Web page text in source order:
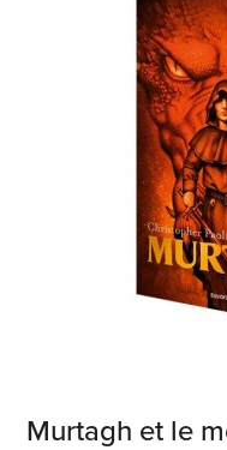
Murtagh et le